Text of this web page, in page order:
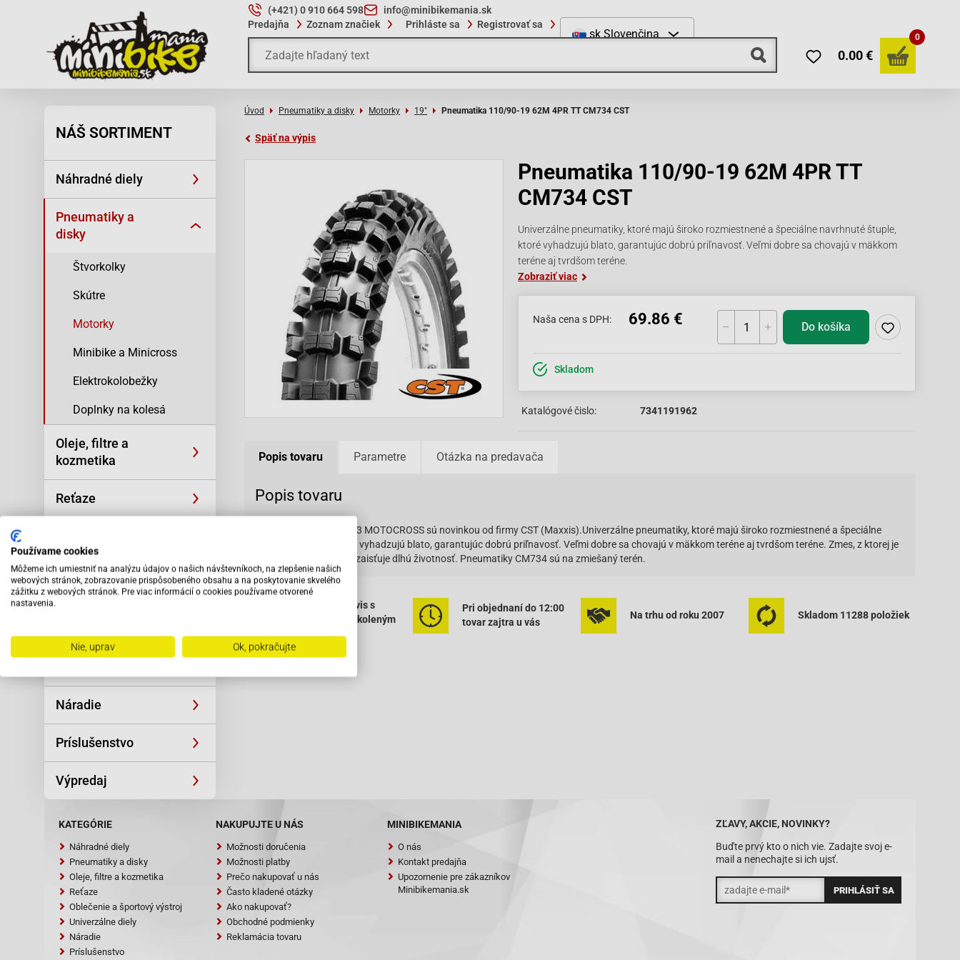
(+421) 0 910 664 598
info@minibikemania.sk
Predajňa
Zoznam značiek Prihláste sa Registrovať sa
sk Slovenčina
0.00 €
0
NÁŠ SORTIMENT
Náhradné diely
Pneumatiky a
disky
Štvorkolky
Skútre
Motorky
Minibike a Minicross
Elektrokolobežky
Doplnky na kolesá
Oleje, filtre a
kozmetika
Reťaze
športová výstroj
Skútre SYM
Náradie
Príslušenstvo
Výpredaj
Úvod Pneumatiky a disky Motorky 19" Pneumatika 110/90-19 62M 4PR TT CM734 CST
Späť na výpis
Pneumatika 110/90-19 62M 4PR TT
CM734 CST
Univerzálne pneumatiky, ktoré majú široko rozmiestnené a špeciálne navrhnuté štuple,
ktoré vyhadzujú blato, garantujúc dobrú priľnavosť. Veľmi dobre sa chovajú v mäkkom
teréne aj tvrdšom teréne.
Zobraziť viac
Naša cena s DPH: 69.86 € Do košíka
Skladom
Katalógové čislo: 7341191962
Popis tovaru Parametre Otázka na predavača
Popis tovaru
Pneumatiky CST CM733 MOTOCROSS sú novinkou od firmy CST (Maxxis).Univerzálne pneumatiky, ktoré majú široko rozmiestnené a špeciálne
navrhnuté štuple, ktoré vyhadzujú blato, garantujúc dobrú priľnavosť. Veľmi dobre sa chovajú v mäkkom teréne aj tvrdšom teréne. Zmes, z ktorej je
pneumatika vyrobená, zaisťuje dlhú životnosť. Pneumatiky CM734 sú na zmiešaný terén.
Vybavený servis s
odborným vyškoleným
personálom
Pri objednaní do 12:00
tovar zajtra u vás
Na trhu od roku 2007 Skladom 11288 položiek
ZĽAVY, AKCIE, NOVINKY?
Buďte prvý kto o nich vie. Zadajte svoj e-
mail a nenechajte si ich ujsť.
KATEGÓRIE
Náhradné diely
Pneumatiky a disky
Oleje, filtre a kozmetika
Reťaze
Oblečenie a športový výstroj
Univerzálne diely
Náradie
Príslušenstvo
NAKUPUJTE U NÁS
Možnosti doručenia
Možnosti platby
Prečo nakupovať u nás
Často kladené otázky
Ako nakupovať?
Obchodné podmienky
Reklamácia tovaru
MINIBIKEMANIA
O nás
Kontakt predajňa
Upozornenie pre zákazníkov
Minibikemania.sk
Používame cookies
Môžeme ich umiestniť na analýzu údajov o našich návštevníkoch, na zlepšenie našich
webových stránok, zobrazovanie prispôsobeného obsahu a na poskytovanie skvelého
zážitku z webových stránok. Pre viac informácií o cookies používame otvorené
nastavenia.
Nie, uprav Ok, pokračujte